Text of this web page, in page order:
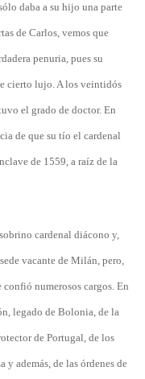
daba a su hijo una parte
de Carlos, vemos que
penuria, pues su
cierto lujo. A los veintidós
el grado de doctor. En
de que su tío el cardenal
de 1559, a raíz de la
cardenal diácono y,
vacante de Milán, pero,
numerosos cargos. En
legado de Bolonia, de la
de Portugal, de los
y además, de las órdenes de